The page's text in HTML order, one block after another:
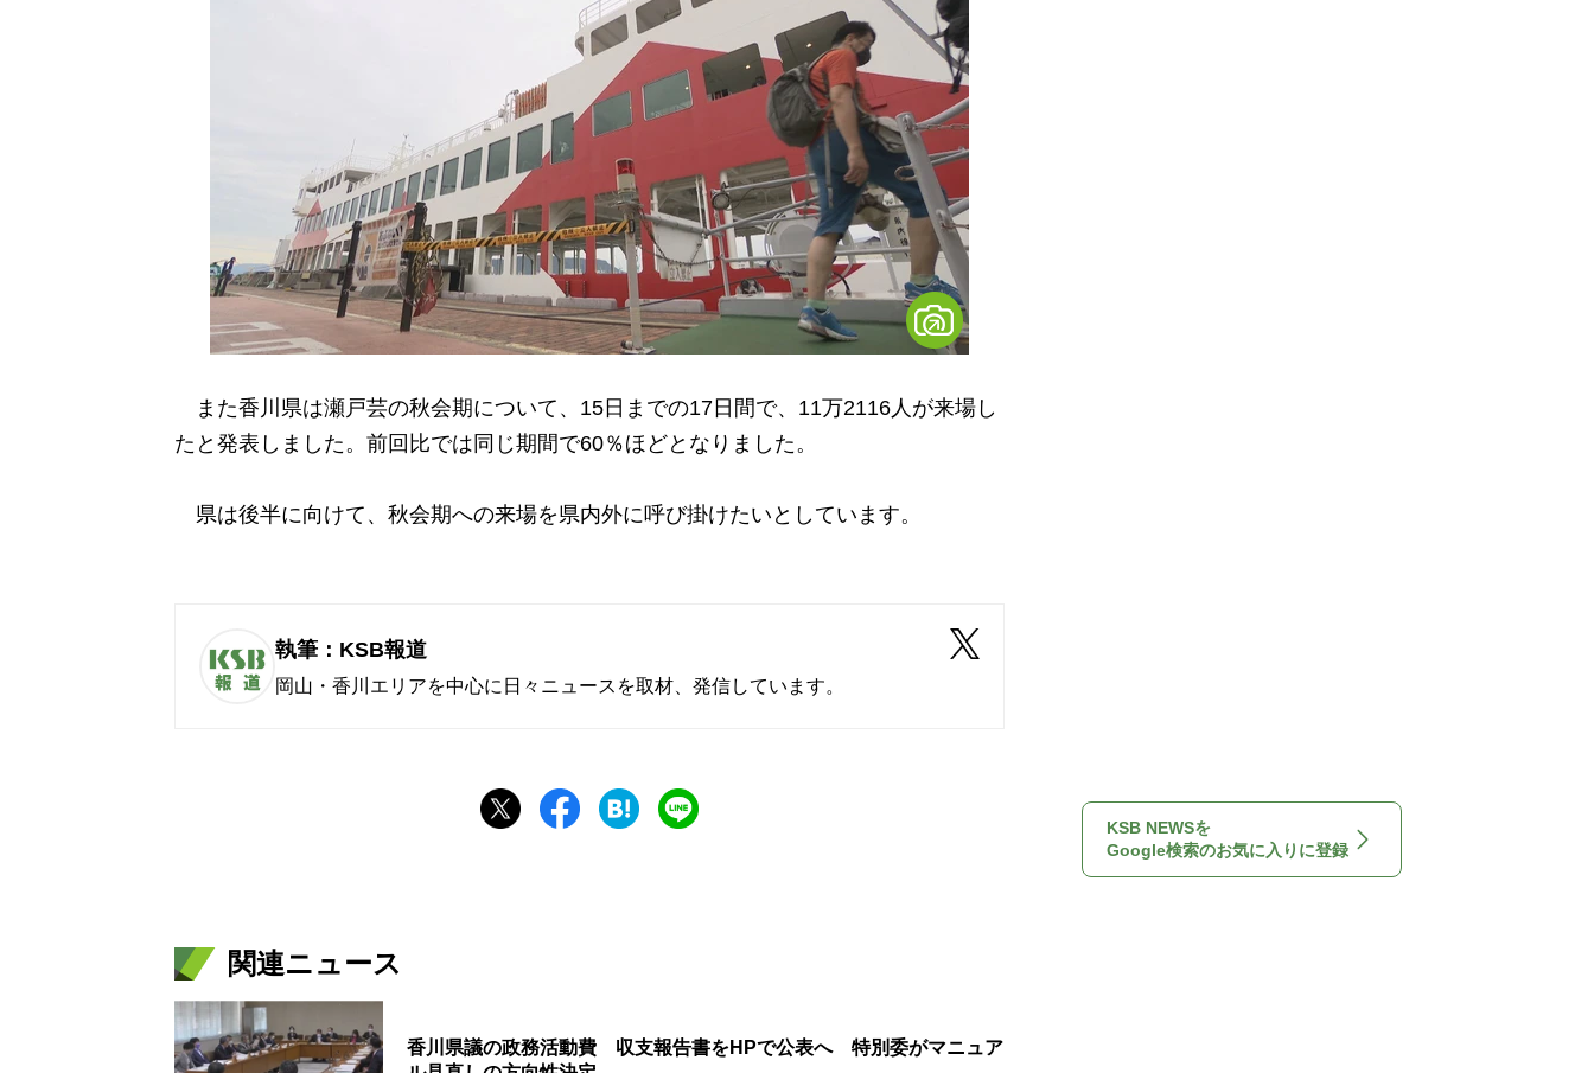
また香川県は瀬戸芸の秋会期について、15日までの17日間で、11万2116人が来場し
たと発表しました。前回比では同じ期間で60％ほどとなりました。
県は後半に向けて、秋会期への来場を県内外に呼び掛けたいとしています。
執筆：KSB報道
岡山・香川エリアを中心に日々ニュースを取材、発信しています。
関連ニュース
香川県議の政務活動費 収支報告書をHPで公表へ 特別委がマニュア
KSB NEWSを
Google検索のお気に入りに登録